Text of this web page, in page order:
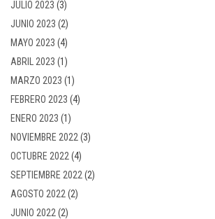
JULIO 2023 (3)
JUNIO 2023 (2)
MAYO 2023 (4)
ABRIL 2023 (1)
MARZO 2023 (1)
FEBRERO 2023 (4)
ENERO 2023 (1)
NOVIEMBRE 2022 (3)
OCTUBRE 2022 (4)
SEPTIEMBRE 2022 (2)
AGOSTO 2022 (2)
JUNIO 2022 (2)